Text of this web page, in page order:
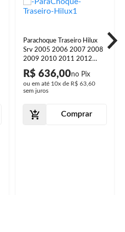
Parachoque Traseiro Hilux
Srv 2005 2006 2007 2008
2009 2010 2011 2012
2013 2014 2015 Cromado
R$ 636,00
ou em até 10x de R$ 63,60
sem juros
Comprar